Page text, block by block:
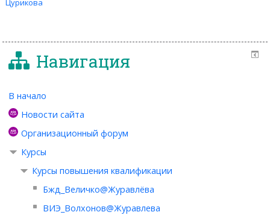
Цурикова
Навигация
В начало
Новости сайта
Организационный форум
Курсы
Курсы повышения квалификации
Бжд_Величко@Журавлёва
ВИЭ_Волхонов@Журавлева